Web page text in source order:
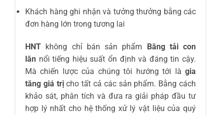
Khách hàng ghi nhận và tưởng thưởng bằng các
đơn hàng lớn trong tương lai
HNT không chỉ bán sản phẩm Băng tải con
lăn nổi tiếng hiệu suất ổn định và đáng tin cậy.
Mà chiến lược của chúng tôi hướng tới là gia
tăng giá trịcho tất cả các sản phẩm. Bằng cách
khảo sát, phân tích và đưa ra giải pháp đầu tư
hợp lý nhất cho hệ thống xử lý vật liệu của quý